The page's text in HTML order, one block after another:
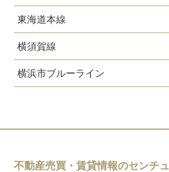
戸塚駅
戸塚駅
東海道本線
戸塚駅
横須賀線
東戸塚駅
横浜市ブルーライン
戸塚駅
不動産売買・賃貸情報のセンチ